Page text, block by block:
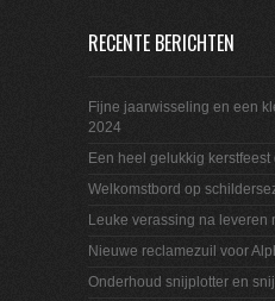
RECENTE BERICHTEN
Fijne jaarwisseling en een
2024
Een heel gelukkig kerstfeest
Welkomstbord op
Leuke verassing na leveren
Nieuwe reclamezuil voor
Onderhoud snijplotter en